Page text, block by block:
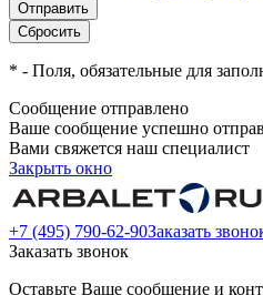
* - Поля, обязательные для
Сообщение отправлено
Ваше сообщение успешно
Вами свяжется наш специалист
Закрыть окно
+7 (495) 790-62-90Заказать
Заказать звонок
Оставьте Ваше сообщение и